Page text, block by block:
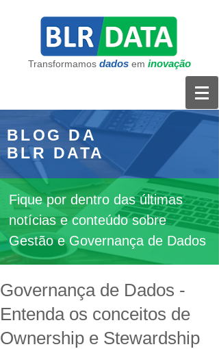
Transformamos dados em inovação
BLOG DA
BLR DATA
Fique por dentro das últimas
notícias e conteúdo sobre
Gestão e Governança de Dados
Governança de Dados -
Entenda os conceitos de
Ownership e Stewardship